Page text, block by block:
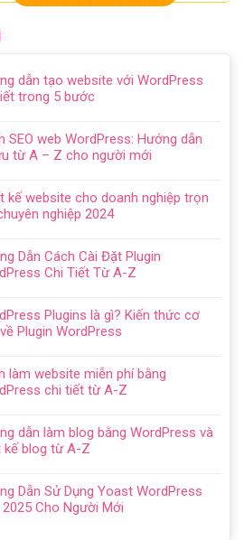
dẫn tạo website với WordPress
trong 5 bước
SEO web WordPress: Hướng dẫn
từ A – Z cho người mới
kế website cho doanh nghiệp trọn
nghiệp 2024
Dẫn Cách Cài Đặt Plugin
Chi Tiết Từ A-Z
Plugins là gì? Kiến thức cơ
Plugin WordPress
làm website miễn phí bằng
chi tiết từ A-Z
dẫn làm blog bằng WordPress và
kế blog từ A-Z
Dẫn Sử Dụng Yoast WordPress
2025 Cho Người Mới